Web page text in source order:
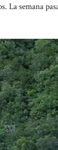
La semana